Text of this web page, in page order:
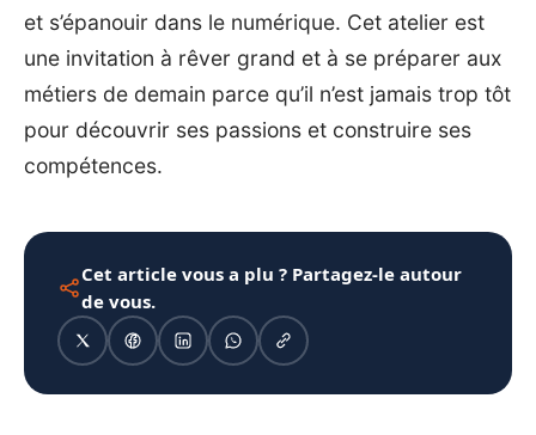
et s’épanouir dans le numérique. Cet atelier est
une invitation à rêver grand et à se préparer aux
métiers de demain parce qu’il n’est jamais trop tôt
pour découvrir ses passions et construire ses
compétences.
Cet article vous a plu ? Partagez-le autour
de vous.